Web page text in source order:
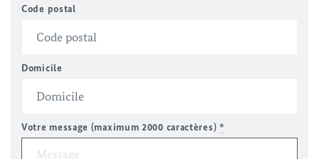
Code postal
Domicile
Votre message (maximum 2000 caractères) *